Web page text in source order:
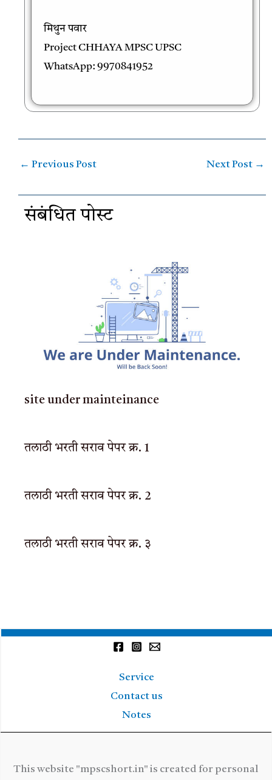
मिथुन पवार
Project CHHAYA MPSC UPSC
WhatsApp: 9970841952
← Previous Post Next Post →
संबंधित पोस्ट
site under mainteinance
तलाठी भरती सराव पेपर क्र. 1
तलाठी भरती सराव पेपर क्र. 2
तलाठी भरती सराव पेपर क्र. ३
Service
Contact us
Notes
This website "mpscshort.in" is created for personal